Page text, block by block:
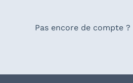
Pas encore de compte ?